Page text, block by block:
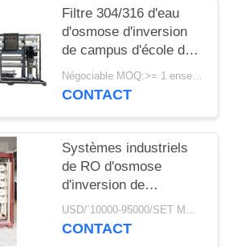
RO de 50000lph 50tph
Filtre 304/316 d'eau
d'osmose d'inversion
de campus d'école de
système de traitement
d'eau potable d'usine
Négociable MOQ:>= 1 ensembles
CONTACT
Systèmes industriels
de RO d'osmose
d'inversion de
l'agriculture 50000GPD
d'installation de
USD/`10000-95000/SET MOQ:1 ENSEMBLE
CONTACT